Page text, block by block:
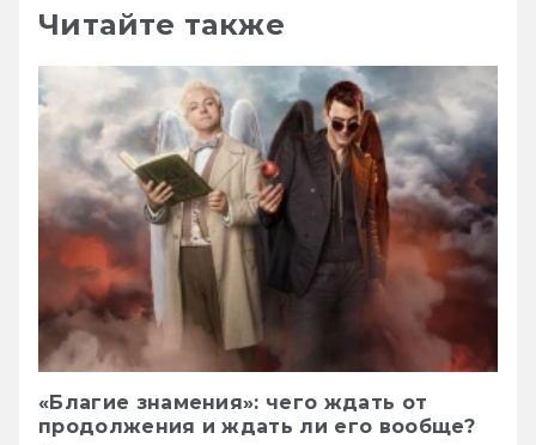
Читайте также
«Благие знамения»: чего ждать от
продолжения и ждать ли его вообще?